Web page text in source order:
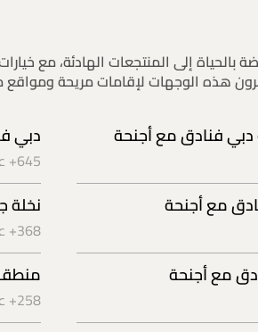
إلى المنتجعات الهادئة، مع
هذه الوجهات لإقامات مريحة ومواقع
فنادق مع أجنحة دبي
645+ عقارات
مع أجنحة نخلة
368+ عقارات
مع أجنحة
258+ عقارات